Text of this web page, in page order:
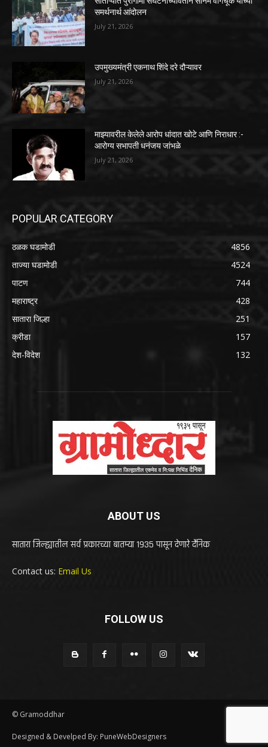
समर्थनार्थ आंदोलन
July 21, 2026
उपमुख्यमंत्री एकनाथ शिंदे दरे दौऱ्यावर
July 21, 2026
माझ्यावरील केलेले आरोप धांदात खोटे आणि निराधार :-
आरोग्य सभापती धनंजय जांभळे
July 21, 2026
POPULAR CATEGORY
ठळक घडामोडी
4856
ताज्या घडामोडी
4524
पाटण
744
महाराष्ट्र
428
सातारा जिल्हा
251
क्रीडा
157
देश-विदेश
132
ABOUT US
सातारा जिल्ह्यातील सर्व प्रकारच्या बातम्या 1935 पासून देणारे दैनिक
Contact us: Email Us
FOLLOW US
© Gramoddhar
Designed & Develped By: PuneWebDesigners